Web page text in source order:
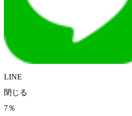
LINE
閉じる
7％